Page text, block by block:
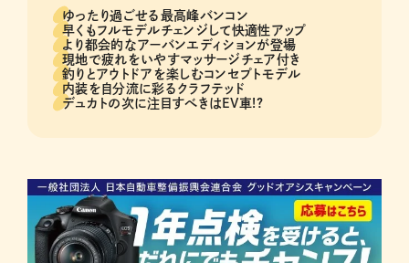
ゆったり過ごせる最高峰バンコン
早くもフルモデルチェンジして快適性アップ
より都会的なアーバンエディションが登場
現地で疲れをいやすマッサージチェア付き
釣りとアウトドアを楽しむコンセプトモデル
内装を自分流に彩るクラフテッド
デュカトの次に注目すべきはEV車!?